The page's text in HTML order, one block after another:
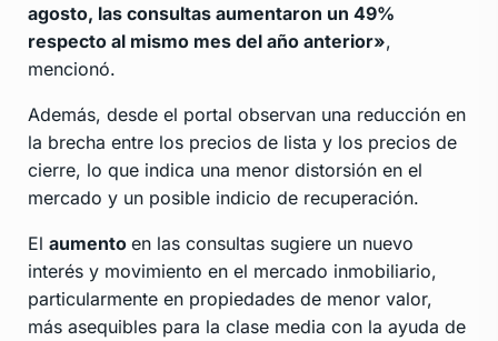
agosto, las consultas aumentaron un 49%
respecto al mismo mes del año anterior»,
mencionó.
Además, desde el portal observan una reducción en
la brecha entre los precios de lista y los precios de
cierre, lo que indica una menor distorsión en el
mercado y un posible indicio de recuperación.
El aumento en las consultas sugiere un nuevo
interés y movimiento en el mercado inmobiliario,
particularmente en propiedades de menor valor,
más asequibles para la clase media con la ayuda de